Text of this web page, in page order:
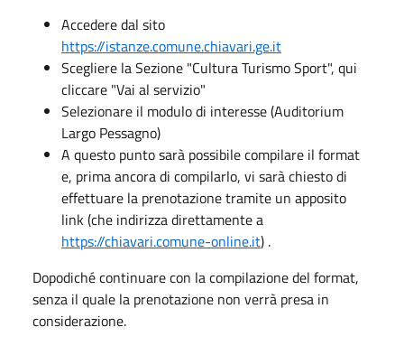
Accedere dal sito
https://istanze.comune.chiavari.ge.it
Scegliere la Sezione "Cultura Turismo Sport", qui
cliccare "Vai al servizio"
Selezionare il modulo di interesse (Auditorium
Largo Pessagno)
A questo punto sarà possibile compilare il format
e, prima ancora di compilarlo, vi sarà chiesto di
effettuare la prenotazione tramite un apposito
link (che indirizza direttamente a
https://chiavari.comune-online.it) .
Dopodiché continuare con la compilazione del format,
senza il quale la prenotazione non verrà presa in
considerazione.